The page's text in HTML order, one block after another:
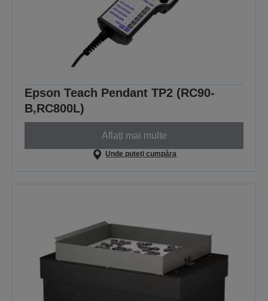
Epson Teach Pendant TP2 (RC90-
B,RC800L)
Aflați mai multe
Unde puteți cumpăra